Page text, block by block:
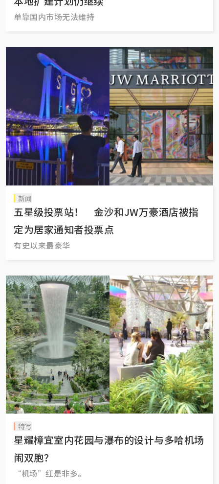
单靠国内市场无法维持
新闻
五星级投票站！ 金沙和JW万豪酒店被指
定为居家通知者投票点
有史以来最豪华
特写
星耀樟宜室内花园与瀑布的设计与多哈机场
闹双胞？
“机场”红是非多。